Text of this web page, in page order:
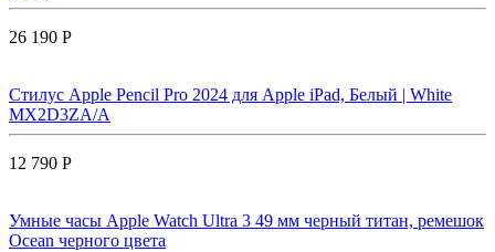
26 190 Р
Стилус Apple Pencil Pro 2024 для Apple iPad, Белый | White
MX2D3ZA/A
12 790 Р
Умные часы Apple Watch Ultra 3 49 мм черный титан, ремешок
Ocean черного цвета